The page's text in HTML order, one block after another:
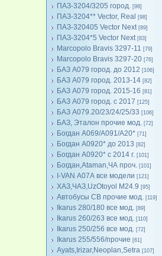
ПАЗ-3204/3205 город. [98]
ПАЗ-3204** Vector, Real [98]
ПАЗ-320405 Vector Next [89]
ПАЗ-3204*5 Vector Next [83]
Marcopolo Bravis 3297-11 [79]
Marcopolo Bravis 3297-20 [76]
БАЗ А079 город. до 2012 [106]
БАЗ А079 город. 2013-14 [82]
БАЗ А079 город. 2015-16 [81]
БАЗ А079 город. с 2017 [125]
БАЗ А079.20/23/24/25/33 [106]
БАЗ, Эталон прочие мод. [72]
Богдан А069/А091/А20* [71]
Богдан А0920* до 2013 [82]
Богдан А0920* с 2014 г. [101]
Богдан,Ataman,ЧА проч. [101]
I-VAN А07А все модели [121]
ХАЗ,ЧАЗ,UzOtoyol M24.9 [95]
Автобусы СВ прочие мод. [119]
Ikarus 280/180 все мод. [89]
Ikarus 260/263 все мод. [110]
Ikarus 250/256 все мод. [72]
Ikarus 255/556/прочие [61]
Ayats,Irizar,Neoplan,Setra [107]